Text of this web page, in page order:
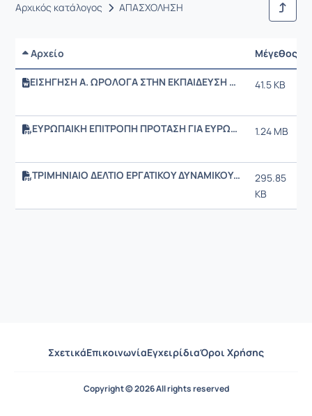
Αρχικός κατάλογος ΑΠΑΣΧΟΛΗΣΗ
Αρχείο Μέγεθος
ΕΙΣΗΓΗΣΗ Α. ΩΡΟΛΟΓΑ ΣΤΗΝ ΕΚΠΑΙΔΕΥΣΗ ΕΚΠΑΙΔΕΥΤΩΝ.doc 41.5 KB
ΕΥΡΩΠΑΙΚΗ ΕΠΙΤΡΟΠΗ ΠΡΟΤΑΣΗ ΓΙΑ ΕΥΡΩΠΗ 2020complet_en.pdf 1.24 MB
ΤΡΙΜΗΝΙΑΙΟ ΔΕΛΤΙΟ ΕΡΓΑΤΙΚΟΥ ΔΥΝΑΜΙΚΟΥ ΕΛΣΤΑΤ ΣΕΠΤ 2010 Β ΤΡΙΜΗΝΟ.pdf
295.85
KB
ΣχετικάΕπικοινωνίαΕγχειρίδιαΌροι Χρήσης
Copyright © 2026 All rights reserved